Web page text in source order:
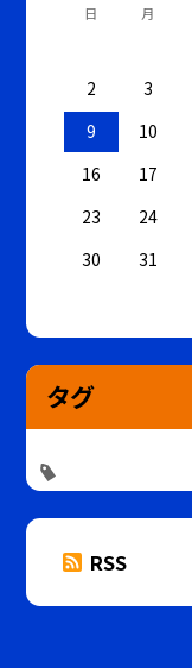
日 月
2
3
9
10
16
17
23
24
30
31
タグ
RSS